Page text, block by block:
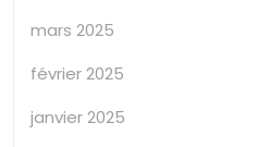
mars 2025
février 2025
janvier 2025